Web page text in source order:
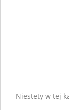
Niestety w tej